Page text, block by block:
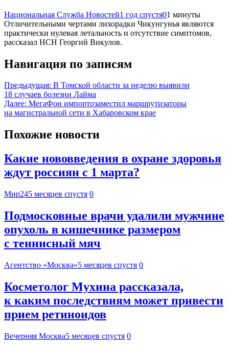
Национальная Служба Новостей1 год спустя01 минуты
Отличительными чертами лихорадки Чикунгунья являются
практически нулевая летальность и отсутствие симптомов,
рассказал НСН Георгий Викулов.
Навигация по записям
Предыдущая: В Томской области за неделю выявили
18 случаев болезни Лайма
Далее: МегаФон импортозаместил маршрутизаторы
на магистральной сети в Хабаровском крае
Похожие новости
Какие нововведения в охране здоровья
ждут россиян с 1 марта?
Мир245 месяцев спустя 0
Подмосковные врачи удалили мужчине
опухоль в кишечнике размером
с теннисный мяч
Агентство «Москва»5 месяцев спустя 0
Косметолог Мухина рассказала,
к каким последствиям может привести
прием ретиноидов
Вечерняя Москва5 месяцев спустя 0